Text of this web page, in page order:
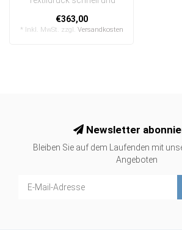
einfach austauschbarIn
einem ..
€363,00
* Inkl. MwSt. zzgl. Versandkosten
Newsletter
Bleiben Sie auf dem Laufenden mit
Angeboten